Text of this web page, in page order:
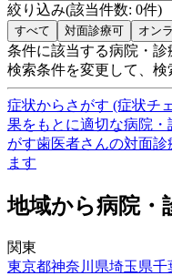
絞り込み(該当件数: 0件)
すべて 対面診療可 オン
条件に該当する病院・
検索条件を変更して、
症状からさがす (症状チ
果をもとに適切な病院
がす歯医者さんの対面診
ます
地域から病院・
関東
東京都神奈川県埼玉県千